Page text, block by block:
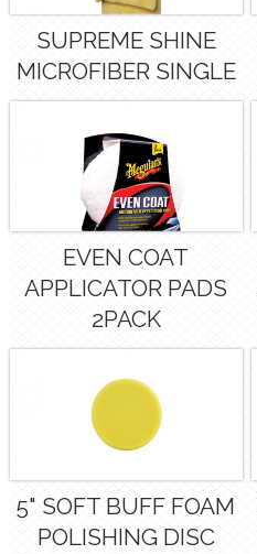
SUPREME SHINE
MICROFIBER SINGLE
EVEN COAT
APPLICATOR PADS
2PACK
5" SOFT BUFF FOAM
POLISHING DISC